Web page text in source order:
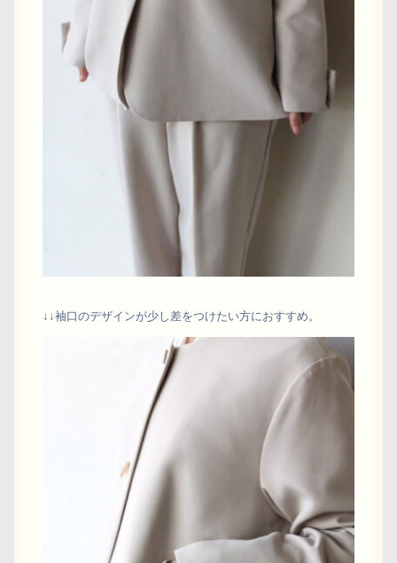
↓↓袖口のデザインが少し差をつけたい方におすすめ。